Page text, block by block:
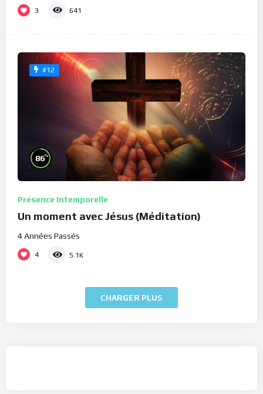
3 641
#12
86%
Présence Intemporelle
Un moment avec Jésus (Méditation)
4 Années Passés
4 5.1K
CHARGER PLUS